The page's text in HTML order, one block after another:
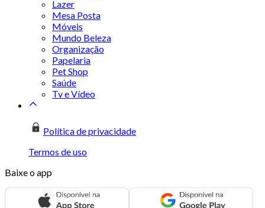
Lazer
Mesa Posta
Móveis
Mundo Beleza
Organização
Papelaria
Pet Shop
Saúde
Tv e Vídeo
Política de privacidade
Termos de uso
Baixe o app